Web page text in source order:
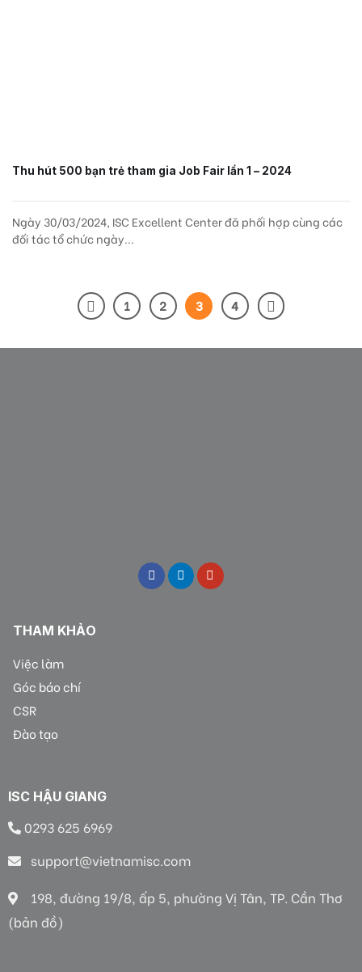
Thu hút 500 bạn trẻ tham gia Job Fair lần 1 – 2024
Ngày 30/03/2024, ISC Excellent Center đã phối hợp cùng các
đối tác tổ chức ngày...
1 2 3 4
THAM KHẢO
Việc làm
Góc báo chí
CSR
Đào tạo
ISC HẬU GIANG
0293 625 6969
support@vietnamisc.com
198, đường 19/8, ấp 5, phường Vị Tân, TP. Cần Thơ
(bản đồ)